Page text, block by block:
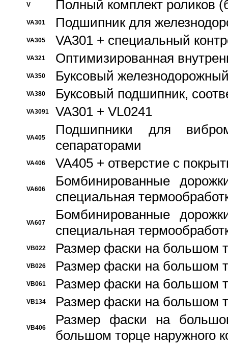
V Полный комплект роликов
VA301 Подшипник для
VA305 VA301 + специальный
VA321 Оптимизированная
VA350 Буксовый
VA380 Буксовый подшипник,
VA3091 VA301 + VL0241
VA405
Подшипники для
сепараторами
VA406 VA405 + отверстие с
VA606
Бомбинированные
специальная
VA607
Бомбинированные
специальная
VB022 Размер фаски на большом
VB026 Размер фаски на большом
VB061 Размер фаски на большом
VB134 Размер фаски на большом
VB406
Размер фаски на
большом торце наружного